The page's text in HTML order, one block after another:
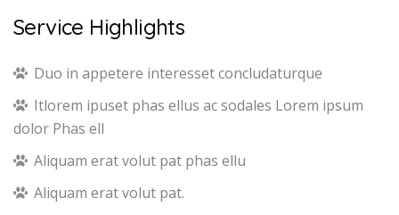
Service Highlights
Duo in appetere interesset concludaturque
Itlorem ipuset phas ellus ac sodales Lorem ipsum
dolor Phas ell
Aliquam erat volut pat phas ellu
Aliquam erat volut pat.